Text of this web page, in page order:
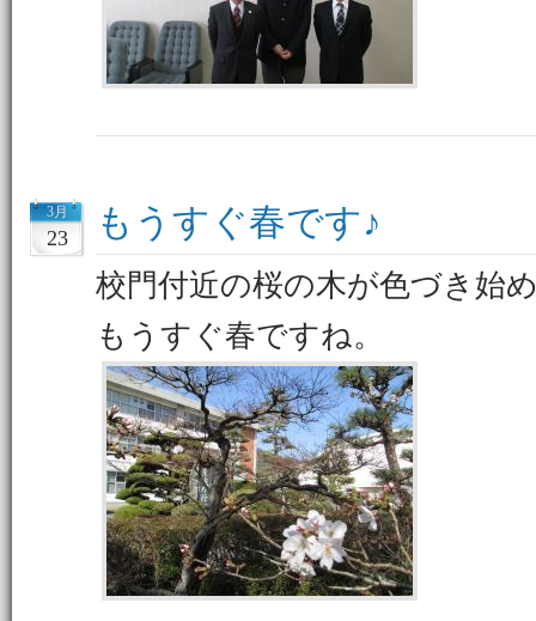
3月
23 もうすぐ春です♪
校門付近の桜の木が色づき始
もうすぐ春ですね。